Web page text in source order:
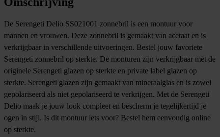
De Serengeti Delio SS021001 zonnebril is een montuur voor
mannen en vrouwen. Deze zonnebril is gemaakt van acetaat en is
verkrijgbaar in verschillende uitvoeringen. Bestel jouw favoriete
Serengeti zonnebril op sterkte. De monturen zijn verkrijgbaar met de
originele Serengeti glazen op sterkte en private label glazen op
sterkte. Serengeti glazen zijn gemaakt van mineraalglas en is zowel
gepolariseerd als niet gepolariseerd te verkrijgen. Met de Serengeti
Delio maak je jouw look compleet en bescherm je tegelijkertijd je
ogen in stijl. Is dit montuur iets voor? Bestel hem eenvoudig online
op sterkte.